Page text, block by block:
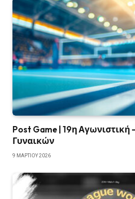
Post Game | 19η Αγωνιστική
Γυναικών
9 ΜΑΡΤΊΟΥ 2026